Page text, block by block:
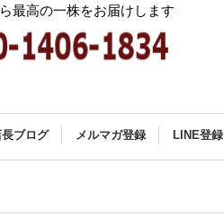
高の一株をお届けします
長ブログ メルマガ登録 LINE登録